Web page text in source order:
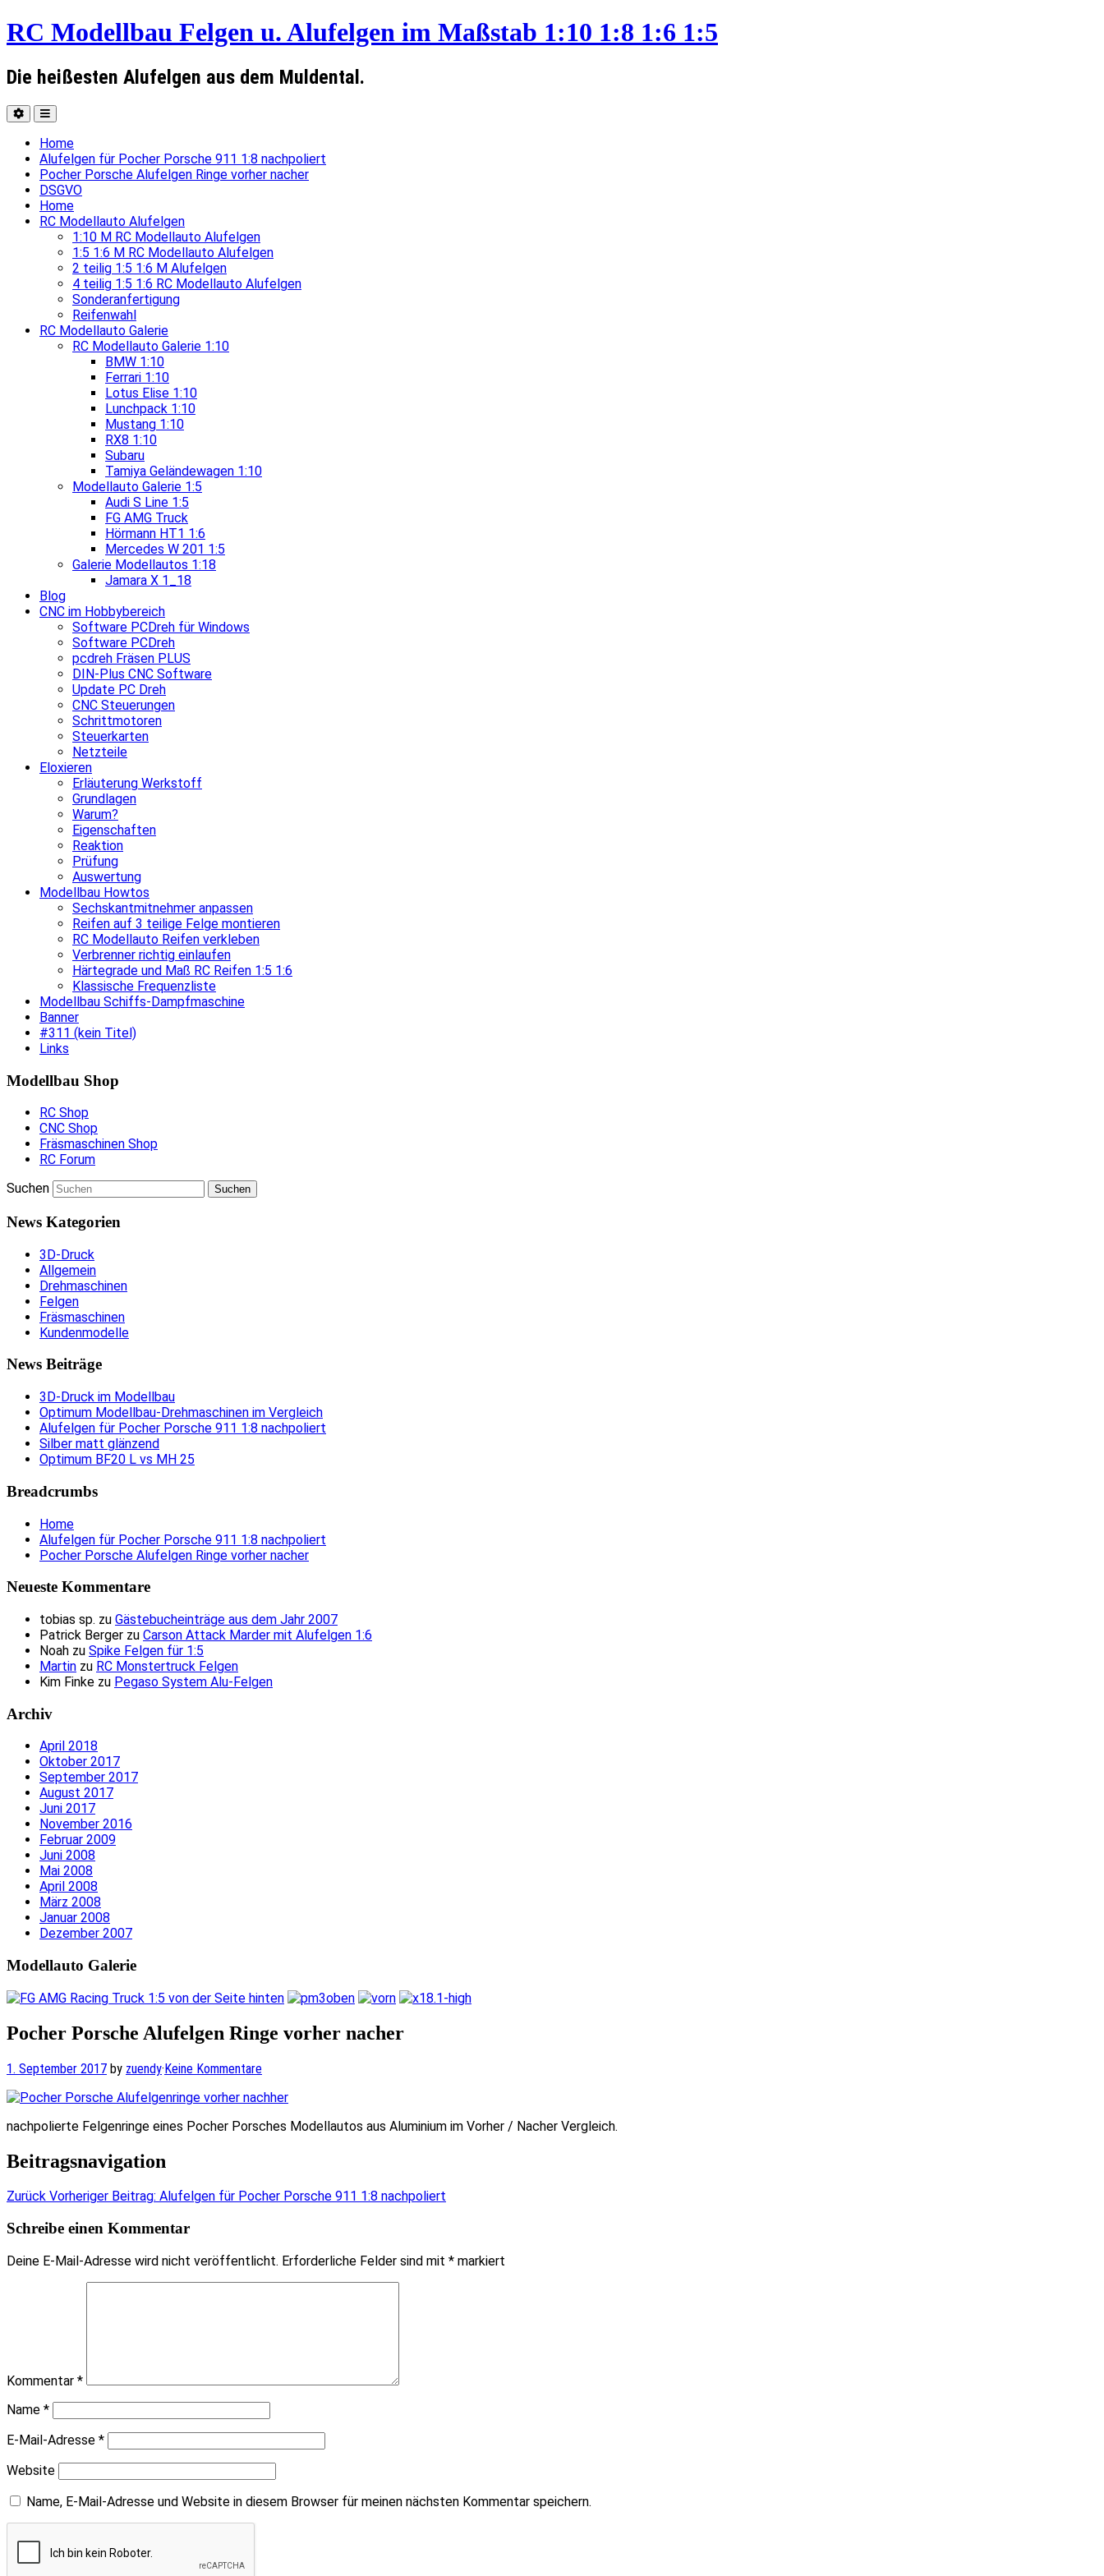
RC Modellbau Felgen u. Alufelgen im Maßstab 1:10 1:8 1:6 1:5
Die heißesten Alufelgen aus dem Muldental.
Home
Alufelgen für Pocher Porsche 911 1:8 nachpoliert
Pocher Porsche Alufelgen Ringe vorher nacher
DSGVO
Home
RC Modellauto Alufelgen
1:10 M RC Modellauto Alufelgen
1:5 1:6 M RC Modellauto Alufelgen
2 teilig 1:5 1:6 M Alufelgen
4 teilig 1:5 1:6 RC Modellauto Alufelgen
Sonderanfertigung
Reifenwahl
RC Modellauto Galerie
RC Modellauto Galerie 1:10
BMW 1:10
Ferrari 1:10
Lotus Elise 1:10
Lunchpack 1:10
Mustang 1:10
RX8 1:10
Subaru
Tamiya Geländewagen 1:10
Modellauto Galerie 1:5
Audi S Line 1:5
FG AMG Truck
Hörmann HT1 1:6
Mercedes W 201 1:5
Galerie Modellautos 1:18
Jamara X 1_18
Blog
CNC im Hobbybereich
Software PCDreh für Windows
Software PCDreh
pcdreh Fräsen PLUS
DIN-Plus CNC Software
Update PC Dreh
CNC Steuerungen
Schrittmotoren
Steuerkarten
Netzteile
Eloxieren
Erläuterung Werkstoff
Grundlagen
Warum?
Eigenschaften
Reaktion
Prüfung
Auswertung
Modellbau Howtos
Sechskantmitnehmer anpassen
Reifen auf 3 teilige Felge montieren
RC Modellauto Reifen verkleben
Verbrenner richtig einlaufen
Härtegrade und Maß RC Reifen 1:5 1:6
Klassische Frequenzliste
Modellbau Schiffs-Dampfmaschine
Banner
#311 (kein Titel)
Links
Modellbau Shop
RC Shop
CNC Shop
Fräsmaschinen Shop
RC Forum
Suchen
News Kategorien
3D-Druck
Allgemein
Drehmaschinen
Felgen
Fräsmaschinen
Kundenmodelle
News Beiträge
3D-Druck im Modellbau
Optimum Modellbau-Drehmaschinen im Vergleich
Alufelgen für Pocher Porsche 911 1:8 nachpoliert
Silber matt glänzend
Optimum BF20 L vs MH 25
Breadcrumbs
Home
Alufelgen für Pocher Porsche 911 1:8 nachpoliert
Pocher Porsche Alufelgen Ringe vorher nacher
Neueste Kommentare
tobias sp. zu Gästebucheinträge aus dem Jahr 2007
Patrick Berger zu Carson Attack Marder mit Alufelgen 1:6
Noah zu Spike Felgen für 1:5
Martin zu RC Monstertruck Felgen
Kim Finke zu Pegaso System Alu-Felgen
Archiv
April 2018
Oktober 2017
September 2017
August 2017
Juni 2017
November 2016
Februar 2009
Juni 2008
Mai 2008
April 2008
März 2008
Januar 2008
Dezember 2007
Modellauto Galerie
Pocher Porsche Alufelgen Ringe vorher nacher
1. September 2017 by zuendy·Keine Kommentare
nachpolierte Felgenringe eines Pocher Porsches Modellautos aus Aluminium im Vorher / Nacher Vergleich.
Beitragsnavigation
Zurück Vorheriger Beitrag: Alufelgen für Pocher Porsche 911 1:8 nachpoliert
Schreibe einen Kommentar
Deine E-Mail-Adresse wird nicht veröffentlicht. Erforderliche Felder sind mit * markiert
Kommentar *
Name *
E-Mail-Adresse *
Website
Name, E-Mail-Adresse und Website in diesem Browser für meinen nächsten Kommentar speichern.